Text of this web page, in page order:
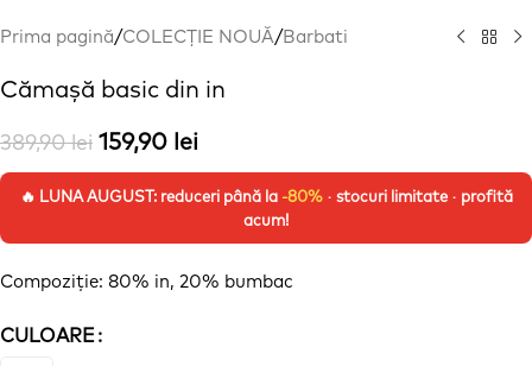
Prima pagină/COLECȚIE NOUĂ/Barbati
Cămașă basic din in
389,90lei 159,90 lei
🔥 LUNA AUGUST: reduceri până la -80%· stocuri limitate · profită
acum!
Compoziție: 80% in, 20% bumbac
CULOARE